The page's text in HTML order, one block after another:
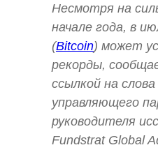
Несмотря на
начале года, в
(Bitcoin) может
рекорды,
ссылкой на
управляющего
руководителя
Fundstrat Global